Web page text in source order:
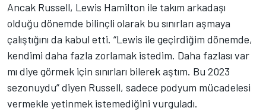
Ancak Russell, Lewis Hamilton ile takım arkadaşı
olduğu dönemde bilinçli olarak bu sınırları aşmaya
çalıştığını da kabul etti. “Lewis ile geçirdiğim dönemde,
kendimi daha fazla zorlamak istedim. Daha fazlası var
mı diye görmek için sınırları bilerek aştım. Bu 2023
sezonuydu” diyen Russell, sadece podyum mücadelesi
vermekle yetinmek istemediğini vurguladı.